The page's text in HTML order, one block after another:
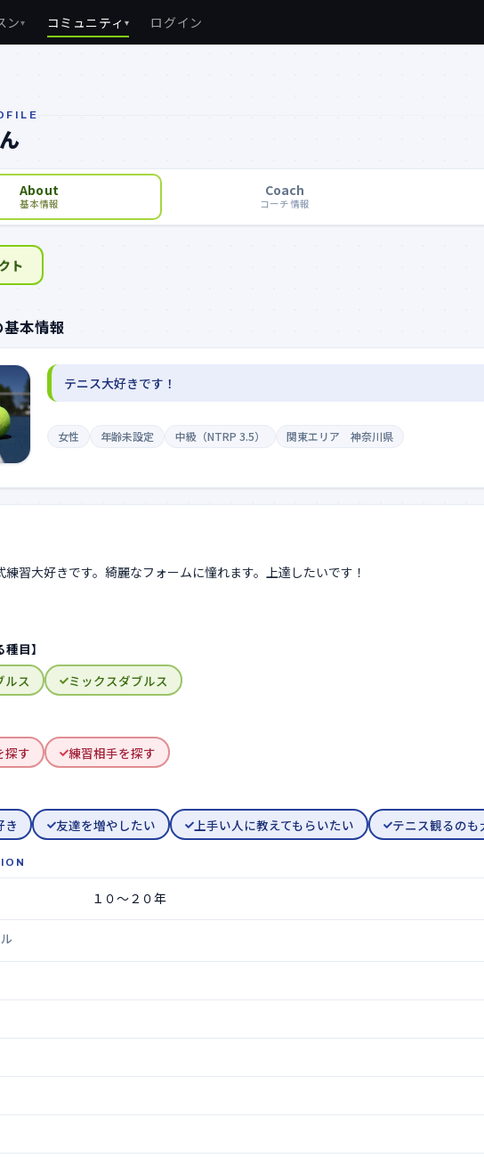
ン▾ コミュニティ ▾ ログイン
About
基本情報
Coach
コーチ情報
ト
本情報
テニス大好きです！
女性 年齢未設定 中級（NTRP 3.5） 関東エリア 神奈川県
種目】
ルス
ミックスダブルス
探す
練習相手を探す
き
友達を増やしたい 上手い人に教えてもらいたい テニス観るのも